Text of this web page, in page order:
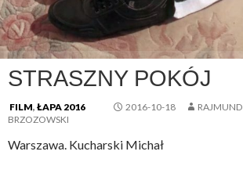
STRASZNY POKÓJ
FILM, ŁAPA 2016 2016-10-18
RAJMUND
BRZOZOWSKI
Warszawa. Kucharski Michał